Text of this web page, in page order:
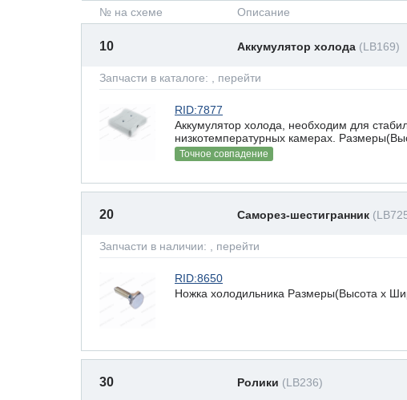
№ на схеме Описание
10 Аккумулятор холода (LB169)
Запчасти в каталоге: , перейти
RID:7877
Аккумулятор холода, необходим для
низкотемпературных камерах.
Точное совпадение
20 Саморез-шестигранник
Запчасти в наличии: , перейти
RID:8650
Ножка холодильника Размеры(Высота х
30 Ролики (LB236)